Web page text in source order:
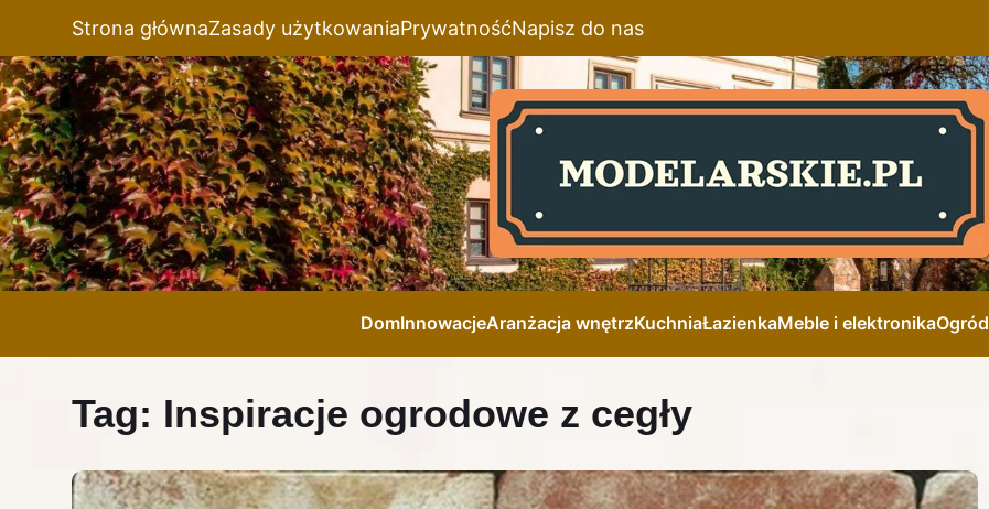
Strona głównaZasady użytkowaniaPrywatnośćNapisz do nas
DomInnowacjeAranżacja wnętrzKuchniaŁazienkaMeble i elektronikaOgród
Tag: Inspiracje ogrodowe z cegły